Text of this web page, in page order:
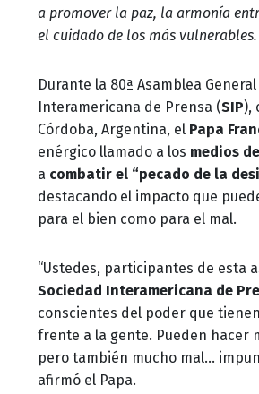
a promover la paz, la armonía
el cuidado de los más vulnerables.
Durante la 80ª Asamblea
Interamericana de Prensa (SIP),
Córdoba, Argentina, el Papa
enérgico llamado a los medios
a combatir el “pecado de la
destacando el impacto que
para el bien como para el mal.
“Ustedes, participantes de esta
Sociedad Interamericana de
conscientes del poder que
frente a la gente. Pueden hacer
pero también mucho mal…
afirmó el Papa.